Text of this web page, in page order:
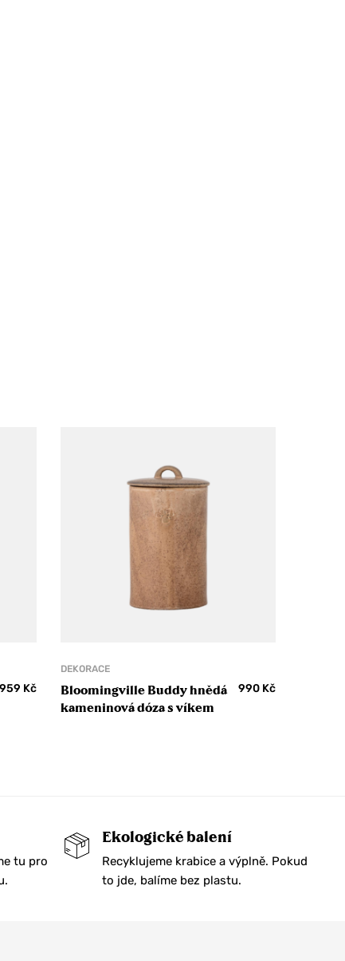
959 Kč
DEKORACE
Bloomingville Buddy hnědá
kameninová dóza s víkem
990 Kč
tu pro
Ekologické balení
Recyklujeme krabice a výplně. Pokud
to jde, balíme bez plastu.